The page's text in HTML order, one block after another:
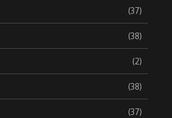
(37)
(38)
(2)
(38)
(37)